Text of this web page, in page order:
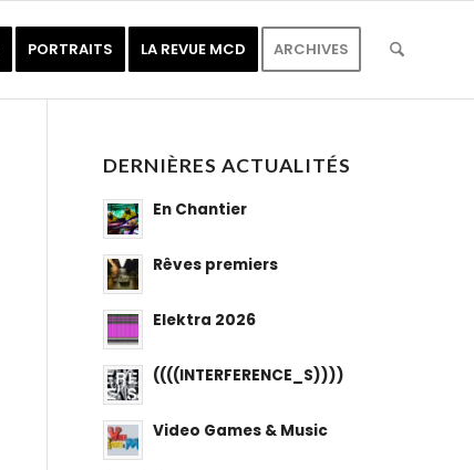
PORTRAITS LA REVUE MCD ARCHIVES
DERNIÈRES ACTUALITÉS
En Chantier
Rêves premiers
Elektra 2026
((((INTERFERENCE_S))))
Video Games & Music